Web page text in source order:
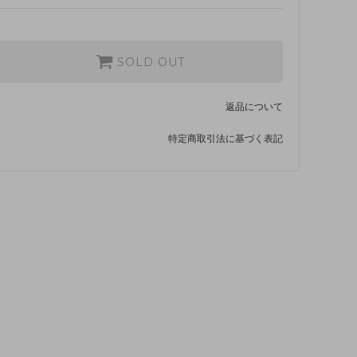
SOLD OUT
返品について
特定商取引法に基づく表記